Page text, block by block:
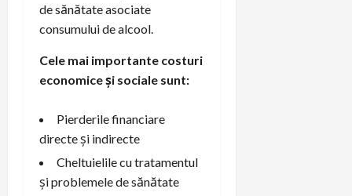
de sănătate asociate
consumului de alcool.
Cele mai importante costuri
economice și sociale sunt:
Pierderile financiare
directe și indirecte
Cheltuielile cu tratamentul
și problemele de sănătate